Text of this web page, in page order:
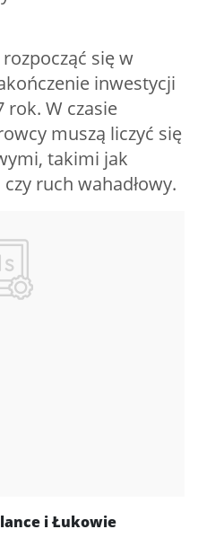
się w
inwestycji
rok. W czasie
muszą liczyć się
takimi jak
ruch wahadłowy.
i Łukowie